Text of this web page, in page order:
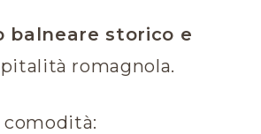
balneare storico e
romagnola.